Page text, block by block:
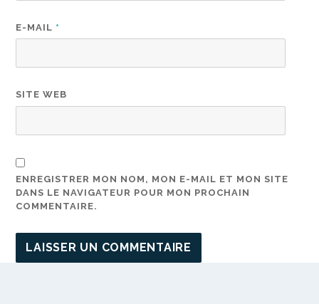
E-MAIL *
SITE WEB
ENREGISTRER MON NOM, MON E-MAIL ET MON SITE
DANS LE NAVIGATEUR POUR MON PROCHAIN
COMMENTAIRE.